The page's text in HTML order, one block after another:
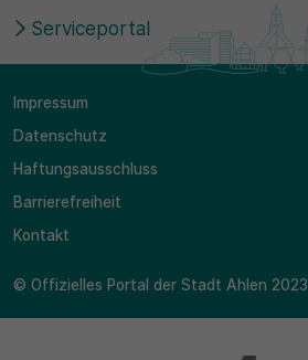
Serviceportal
Impressum
Datenschutz
Haftungsausschluss
Barrierefreiheit
Kontakt
© Offizielles Portal der Stadt Ahlen 2023